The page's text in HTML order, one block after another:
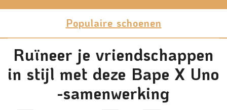
Populaire schoenen
Ruïneer je vriendschappen
in stijl met deze Bape X Uno
-samenwerking